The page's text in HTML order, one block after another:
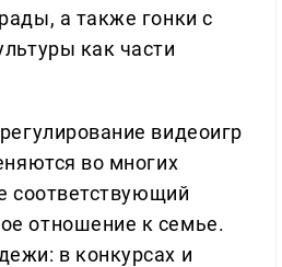
а также гонки с
как части
видеоигр
во многих
соответствующий
отношение к семье.
в конкурсах и